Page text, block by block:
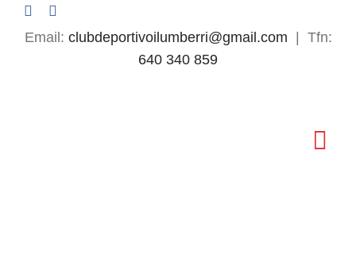
Saltar
Email: clubdeportivoilumberri@gmail.com | Tfn:
640 340 859